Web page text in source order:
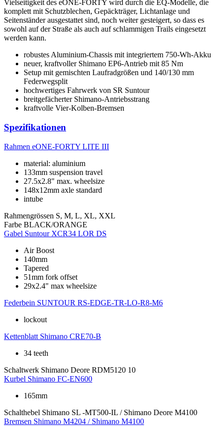
Vielseitigkeit des eONE-FORTY wird durch die EQ-Modelle, die
komplett mit Schutzblechen, Gepäckträger, Lichtanlage und
Seitenständer ausgestattet sind, noch weiter gesteigert, so dass es
sowohl auf der Straße als auch auf schlammigen Trails eingesetzt
werden kann.
robustes Aluminium-Chassis mit integriertem 750-Wh-Akku
neuer, kraftvoller Shimano EP6-Antrieb mit 85 Nm
Setup mit gemischten Laufradgrößen und 140/130 mm
Federwegsplit
hochwertiges Fahrwerk von SR Suntour
breitgefächerter Shimano-Antriebsstrang
kraftvolle Vier-Kolben-Bremsen
Spezifikationen
Rahmen eONE-FORTY LITE III
material: aluminium
133mm suspension travel
27.5x2.8" max. wheelsize
148x12mm axle standard
intube
Rahmengrössen S, M, L, XL, XXL
Farbe BLACK/ORANGE
Gabel Suntour XCR34 LOR DS
Air Boost
140mm
Tapered
51mm fork offset
29x2.4" max wheelsize
Federbein SUNTOUR RS-EDGE-TR-LO-R8-M6
lockout
Kettenblatt Shimano CRE70-B
34 teeth
Schaltwerk Shimano Deore RDM5120 10
Kurbel Shimano FC-EN600
165mm
Schalthebel Shimano SL -MT500-IL / Shimano Deore M4100
Bremsen Shimano M4204 / Shimano M4100